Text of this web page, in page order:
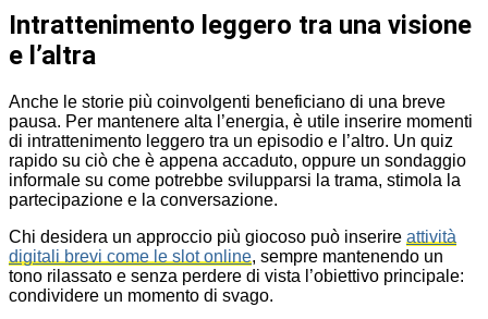
Intrattenimento leggero tra una visione
e l’altra
Anche le storie più coinvolgenti beneficiano di una breve
pausa. Per mantenere alta l’energia, è utile inserire momenti
di intrattenimento leggero tra un episodio e l’altro. Un quiz
rapido su ciò che è appena accaduto, oppure un sondaggio
informale su come potrebbe svilupparsi la trama, stimola la
partecipazione e la conversazione.
Chi desidera un approccio più giocoso può inserire attività
digitali brevi come le slot online, sempre mantenendo un
tono rilassato e senza perdere di vista l’obiettivo principale:
condividere un momento di svago.